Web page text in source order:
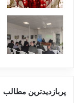
پربازدیدترین مطالب